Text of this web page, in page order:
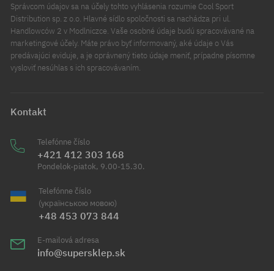
Správcom údajov sa na účely tohto vyhlásenia rozumie Cool Sport
Distribution sp. z o.o. Hlavné sídlo spoločnosti sa nachádza pri ul.
Handlowców 2 v Modlniczce. Vaše osobné údaje budú spracovávané na
marketingové účely. Máte právo byť informovaný, aké údaje o Vás
predávajúci eviduje, a je oprávnený tieto údaje meniť, prípadne písomne
vysloviť nesúhlas s ich spracovávaním.
Kontakt
Telefónne číslo
+421 412 303 168
Pondelok-piatok, 9.00-15.30.
Telefónne číslo
(українською мовою)
+48 453 073 844
E-mailová adresa
info@supersklep.sk